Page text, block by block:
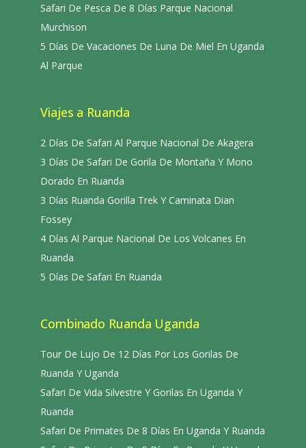
Safari De Pesca De 8 Días Parque Nacional
Murchison
5 Días De Vacaciones De Luna De Miel En Uganda
Al Parque
Viajes a Ruanda
2 Días De Safari Al Parque Nacional De Akagera
3 Días De Safari De Gorila De Montaña Y Mono
Dorado En Ruanda
3 Días Ruanda Gorilla Trek Y Caminata Dian
Fossey
4 Días Al Parque Nacional De Los Volcanes En
Ruanda
5 Días De Safari En Ruanda
Combinado Ruanda Uganda
Tour De Lujo De 12 Días Por Los Gorilas De
Ruanda Y Uganda
Safari De Vida Silvestre Y Gorilas En Uganda Y
Ruanda
Safari De Primates De 8 Días En Uganda Y Ruanda